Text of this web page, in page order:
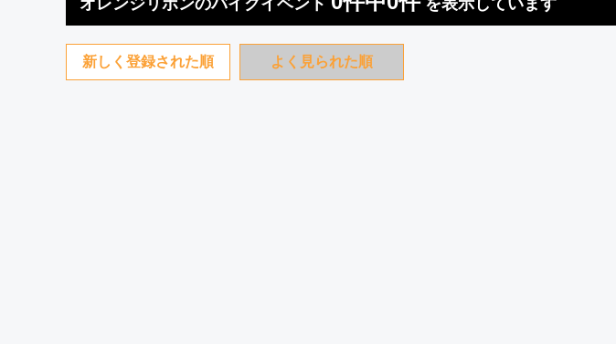
オレンジリボンのバイクイベント を表示しています
新しく登録された順 よく見られた順